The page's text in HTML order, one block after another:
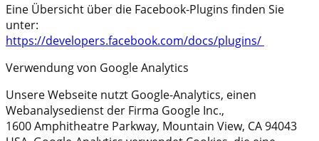
Eine Übersicht über die Facebook-Plugins finden Sie
unter:
https://developers.facebook.com/docs/plugins/
Verwendung von Google Analytics
Unsere Webseite nutzt Google-Analytics, einen
Webanalysedienst der Firma Google Inc.,
1600 Amphitheatre Parkway, Mountain View, CA 94043